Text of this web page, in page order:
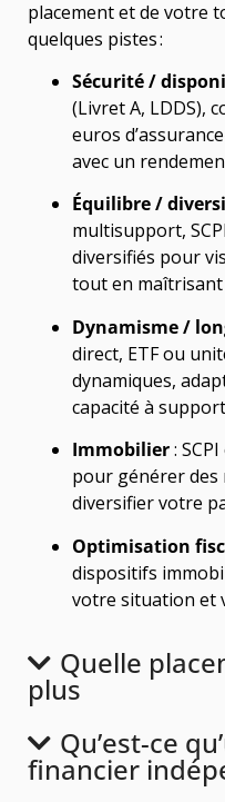
placement et de votre
quelques pistes :
Sécurité /
(Livret A, LDDS),
euros
avec un
Équilibre /
multisupport,
diversifiés pour
tout en maîtrisant
Dynamisme /
direct, ETF ou
dynamiques,
capacité à
Immobilier:
pour générer des
diversifier votre
Optimisation
dispositifs
votre situation et
Quelle
plus
Qu’est-ce
financier